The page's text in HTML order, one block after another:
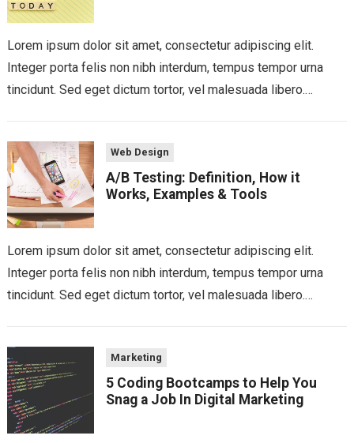
Lorem ipsum dolor sit amet, consectetur adipiscing elit.
Integer porta felis non nibh interdum, tempus tempor urna
tincidunt. Sed eget dictum tortor, vel malesuada libero.
Web Design
A/B Testing: Definition, How it
Works, Examples & Tools
Lorem ipsum dolor sit amet, consectetur adipiscing elit.
Integer porta felis non nibh interdum, tempus tempor urna
tincidunt. Sed eget dictum tortor, vel malesuada libero.
Marketing
5 Coding Bootcamps to Help You
Snag a Job In Digital Marketing